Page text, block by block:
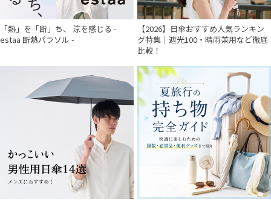
「熱」を「断」ち、 涼を感じる -
estaa 断熱パラソル -
【2026】日傘おすすめ人気ランキン
グ特集｜遮光100・晴雨兼用など徹底
比較！